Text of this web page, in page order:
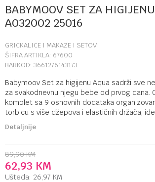
BABYMOOV SET ZA
A032002 25016
GRICKALICE I MAKAZE I SETOVI
ŠIFRA ARTIKLA: 67600
BARKOD: 3661276143173
Babymoov Set za higijenu Aqua sadrži sve
za svakodnevnu njegu bebe od prvog dana.
komplet sa 9 osnovnih dodataka
torbicu s više džepova i elastičnih držača,
Detaljnije
89,90 KM
62,93 KM
Ušteda: 26,97 KM